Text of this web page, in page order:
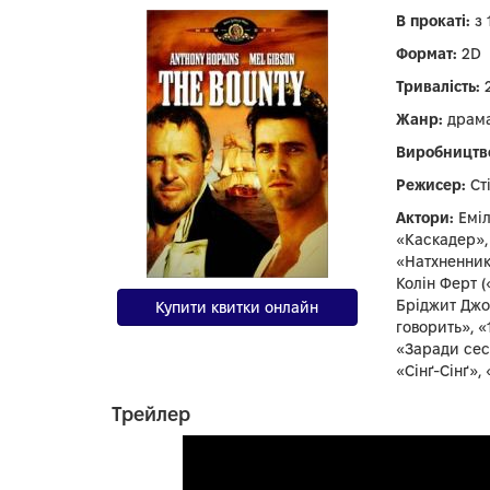
Купити квитки онлайн
В прокаті: з
Формат: 2D
Тривалість:
Жанр:
Режисер:
Актори:
Колін Ферт
Бріджит
говорить»,
«Заради
«Сінґ-
Трейлер